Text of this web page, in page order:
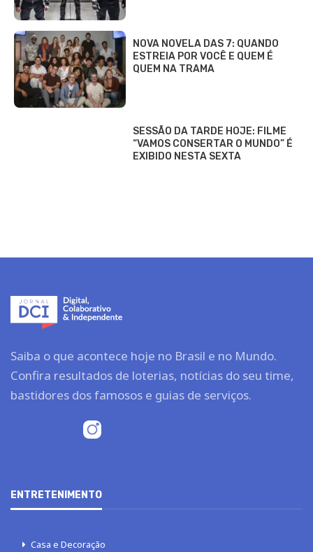
NOVA NOVELA DAS 7: QUANDO
ESTREIA POR VOCÊ E QUEM É
QUEM NA TRAMA
SESSÃO DA TARDE HOJE: FILME
“VAMOS CONSERTAR O MUNDO” É
EXIBIDO NESTA SEXTA
Saiba o que acontece hoje no Brasil e no Mundo.
Confira resultados de loterias, notícias do seu time,
bastidores dos famosos e guias de serviços.
ENTRETENIMENTO
Casa e Decoração